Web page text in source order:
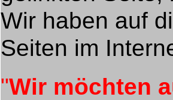
Wir haben auf
Seiten im
"Wir möchten